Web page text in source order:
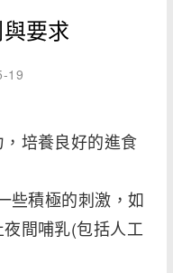
要求
19
培養良好的進食
些積極的刺激，如
間哺乳(包括人工